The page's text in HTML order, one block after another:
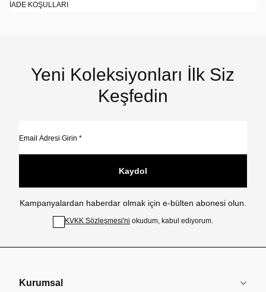
İADE KOŞULLARI
Yeni Koleksiyonları İlk Siz
Keşfedin
Kaydol
Kampanyalardan haberdar olmak için e-bülten abonesi olun.
KVKK Sözleşmesi'ni okudum, kabul ediyorum.
Kurumsal